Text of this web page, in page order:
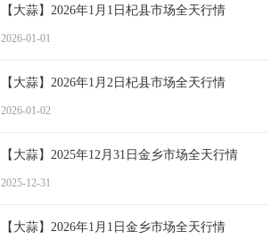
【大蒜】2026年1月1日杞县市场全天行情
2026-01-01
【大蒜】2026年1月2日杞县市场全天行情
2026-01-02
【大蒜】2025年12月31日金乡市场全天行情
2025-12-31
【大蒜】2026年1月1日金乡市场全天行情